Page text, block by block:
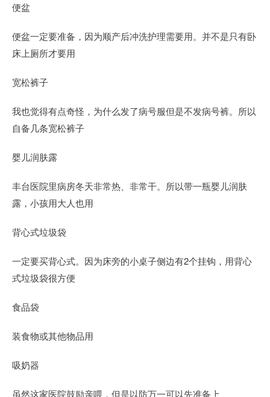
便盆
便盆一定要准备，因为顺产后冲洗护理需要用。并不是只有卧
床上厕所才要用
宽松裤子
我也觉得有点奇怪，为什么发了病号服但是不发病号裤。所以
自备几条宽松裤子
婴儿润肤露
丰台医院里病房冬天非常热、非常干。所以带一瓶婴儿润肤
露，小孩用大人也用
背心式垃圾袋
一定要买背心式。因为床旁的小桌子侧边有2个挂钩，用背心
式垃圾袋很方便
食品袋
装食物或其他物品用
吸奶器
虽然这家医院鼓励亲喂，但是以防万一可以先准备上